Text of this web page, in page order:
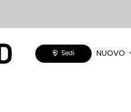
Sedi NUOVO